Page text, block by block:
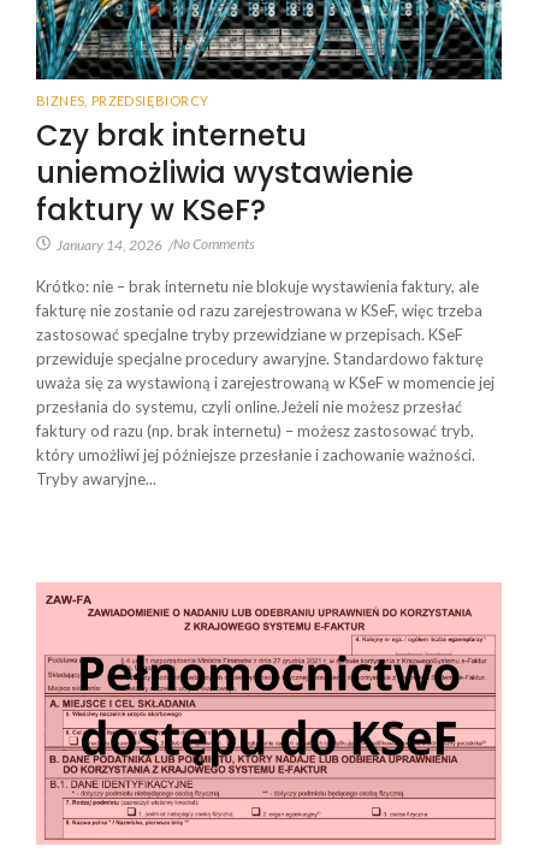
BIZNES PRZEDSIĘBIORCY
Czy brak internetu
uniemożliwia wystawienie
faktury w KSeF?
January 14, 2026 /No Comments
Krótko: nie – brak internetu nie blokuje wystawienia faktury, ale
fakturę nie zostanie od razu zarejestrowana w KSeF, więc trzeba
zastosować specjalne tryby przewidziane w przepisach. KSeF
przewiduje specjalne procedury awaryjne. Standardowo fakturę
uważa się za wystawioną i zarejestrowaną w KSeF w momencie jej
przesłania do systemu, czyli online.Jeżeli nie możesz przesłać
faktury od razu (np. brak internetu) – możesz zastosować tryb,
który umożliwi jej późniejsze przesłanie i zachowanie ważności.
Tryby awaryjne...